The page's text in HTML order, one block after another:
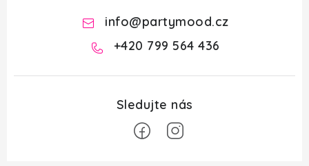
info@partymood.cz
+420 799 564 436